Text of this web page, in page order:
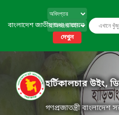
বাংলাদেশ জাতীয় তথ্য বাতায়ন
দেখুন
হর্টিকালচার উইং,
গণপ্রজাতন্ত্রী বাংলাদেশ